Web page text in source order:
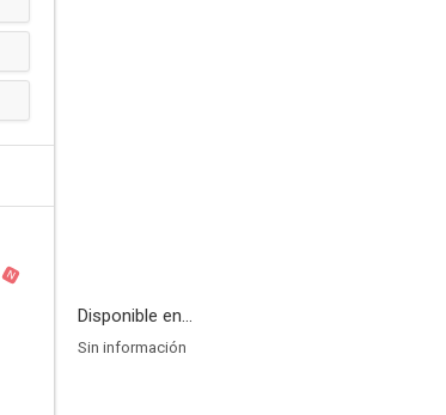
N
Disponible en...
Sin información